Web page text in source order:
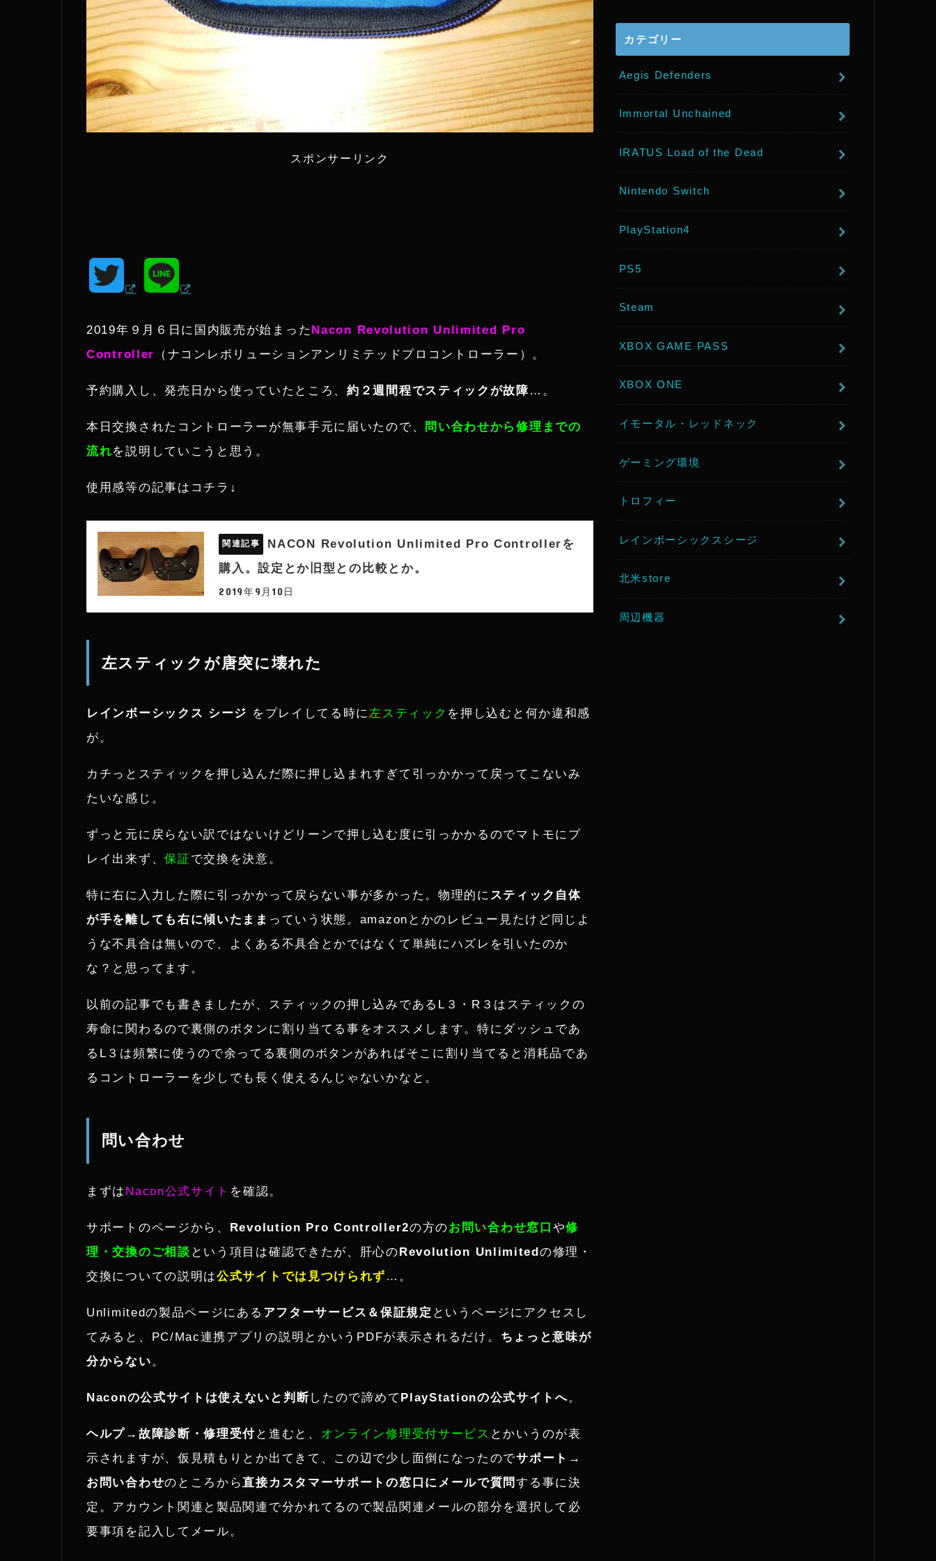
スポンサーリンク
e
r
2019年９月６日に国内販売が始まった Nacon Revolution Unlimited Pro
Controller
（ナコンレボリューションアンリミテッドプロコントローラー）。
予約購入し、発売日から使っていたところ、 約２週間程でスティックが故障…。
本日交換されたコントローラーが無事手元に届いたので、
問い合わせから修理までの
流れを説明していこうと思う。
使用感等の記事はコチラ↓
NACON Revolution Unlimited Pro Controllerを
購入。設定とか旧型との比較とか。
2019年9月10日
左スティックが唐突に壊れた
レインボーシックス シージ をプレイしてる時に左スティック を押し込むと何か違和感
が。
カチっとスティックを押し込んだ際に押し込まれすぎて引っかかって戻ってこないみ
たいな感じ。
ずっと元に戻らない訳ではないけどリーンで押し込む度に引っかかるのでマトモにプ
レイ出来ず、保証 で交換を決意。
特に右に入力した際に引っかかって戻らない事が多かった。物理的に スティック自体
が手を離しても右に傾いたまま っていう状態。amazonとかのレビュー見たけど同じよ
うな不具合は無いので、よくある不具合とかではなくて単純にハズレを引いたのか
な？と思ってます。
以前の記事でも書きましたが、スティックの押し込みであるL３・R３はスティックの
寿命に関わるので裏側のボタンに割り当てる事をオススメします。特にダッシュであ
るL３は頻繁に使うので余ってる裏側のボタンがあればそこに割り当てると消耗品であ
るコントローラーを少しでも長く使えるんじゃないかなと。
問い合わせ
まずは Nacon公式サイト を確認。
サポートのページから、 Revolution Pro Controller2の方のお問い合わせ窓口 や修
理・交換のご相談 という項目は確認できたが、肝心のRevolution Unlimitedの修理・
交換についての説明は公式サイトでは見つけられず …。
Unlimitedの製品ページにある アフターサービス＆保証規定 というページにアクセスし
てみると、PC/Mac連携アプリの説明とかいうPDFが表示されるだけ。 ちょっと意味が
分からない。
Naconの公式サイトは使えないと判断したので諦めて PlayStationの公式サイトへ。
ヘルプ→故障診断・修理受付 と進むと、 オンライン修理受付サービス とかいうのが表
示されますが、仮見積もりとか出てきて、この辺で少し面倒になったのでサポート→
お問い合わせのところから直接カスタマーサポートの窓口にメールで質問する事に決
定。アカウント関連と製品関連で分かれてるので製品関連メールの部分を選択して必
要事項を記入してメール。
カテゴリー
Aegis Defenders
Immortal Unchained
IRATUS Load of the Dead
Nintendo Switch
PlayStation4
PS5
Steam
XBOX GAME PASS
XBOX ONE
イモータル・レッドネック
ゲーミング環境
トロフィー
レインボーシックスシージ
北米store
周辺機器